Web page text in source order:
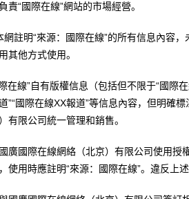
責“國際在線”網站的市場經營。
網註明“來源：國際在線”的所有信息內容
其他方式使用。
在線”自有版權信息（包括但不限于“國際
”“國際在線XX報道”等信息內容，但明確
有限公司統一管理和銷售。
廣國際在線網絡（北京）有限公司使用
使用時應註明“來源：國際在線”。違反上